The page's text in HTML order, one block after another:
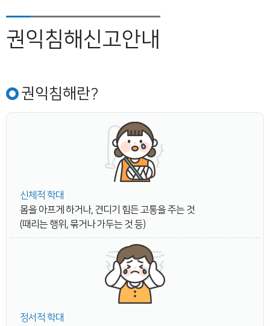
권익침해신고안내
권익침해란?
신체적 학대
몸을 아프게 하거나, 견디기 힘든 고통을 주는 것
(때리는 행위, 묶거나 가두는 것 등)
정서적 학대